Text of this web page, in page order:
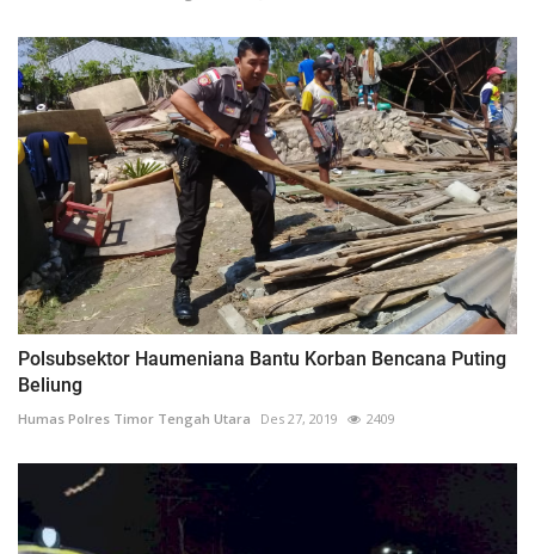
Polsubsektor Haumeniana Bantu Korban Bencana Puting
Beliung
Humas Polres Timor Tengah Utara Des 27, 2019 2409